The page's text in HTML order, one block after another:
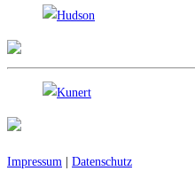
Impressum Datenschutz